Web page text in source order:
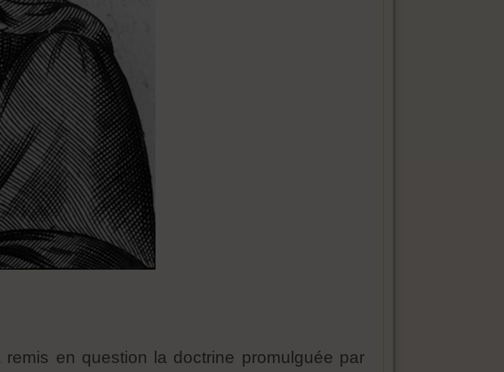
en question la doctrine promulguée par